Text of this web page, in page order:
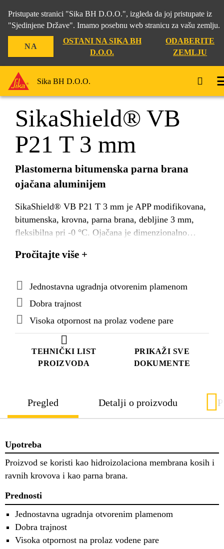
Pristupate stranici "Sika BH D.O.O.", izgleda da joj pristupate iz
"Sjedinjene Države". Imamo posebnu web stranicu za vašu zemlju.
NA
OSTANI NA SIKA BH
D.O.O.
ODABERITE
ZEMLJU
Sika BH D.O.O.
Građevina SikaShield® VB P21 T 3 mm
TEHNIČKI LIST
PROIZVODA
PRIKAŽI SVE
DOKUMENTE
SikaShield® VB
P21 T 3 mm
Plastomerna bitumenska parna brana
ojačana aluminijem
SikaShield® VB P21 T 3 mm je APP modifikovana,
bitumenska, krovna, parna brana, debljine 3 mm,
fleksibilna pri -0 °C. Ojačana je dimenzionalno
foIijom radi postizanja odlične barijere za
od talka, a donja strana ima PE film koji izgara
prilikom ugradnje i čini ugradnju jednostavnijom.
Pročitajte više +
Jednostavna ugradnja otvorenim plamenom
Dobra trajnost
Visoka otpornost na prolaz vodene pare
Pregled Detalji o proizvodu
Upotreba
Proizvod se koristi kao hidroizolaciona membrana kosih i
ravnih krovova i kao parna brana.
Prednosti
Jednostavna ugradnja otvorenim plamenom
Dobra trajnost
Visoka otpornost na prolaz vodene pare